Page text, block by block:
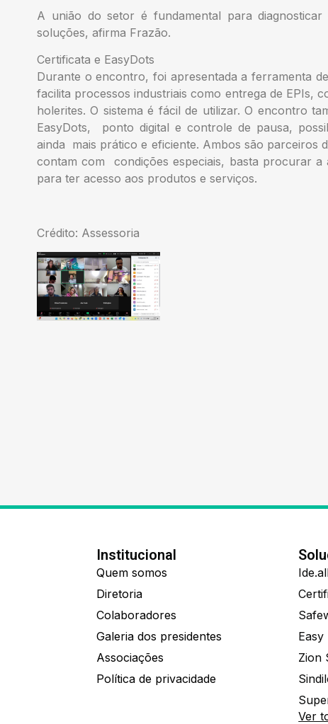
A união do setor é fundamental para
soluções, afirma Frazão.
Certificata e EasyDots
Durante o encontro, foi apresentada a ferramenta
facilita processos industriais como entrega de EPIs,
holerites. O sistema é fácil de utilizar. O encontro
EasyDots, ponto digital e controle de pausa,
ainda mais prático e eficiente. Ambos são parceiros
contam com condições especiais, basta procurar a
para ter acesso aos produtos e serviços.
Crédito: Assessoria
Institucional
Quem somos
Diretoria
Colaboradores
Galeria dos presidentes
Associações
Política de privacidade
Ver